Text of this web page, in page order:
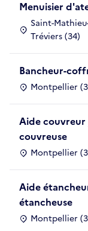
Menuisier
Saint-
Tréviers (34)
Bancheur-
Montpellier
Aide
couvreuse
Montpellier
Aide
étancheuse
Montpellier